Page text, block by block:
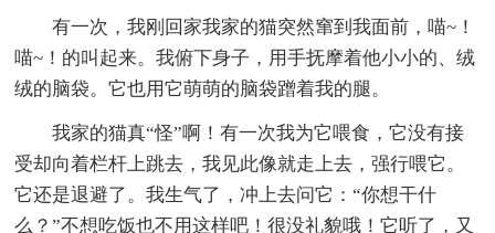
有一次，我刚回家我家的猫突然窜到我面前，喵~！
喵~！的叫起来。我俯下身子，用手抚摩着他小小的、绒
绒的脑袋。它也用它萌萌的脑袋蹭着我的腿。
我家的猫真“怪”啊！有一次我为它喂食，它没有接
受却向着栏杆上跳去，我见此像就走上去，强行喂它。
它还是退避了。我生气了，冲上去问它：“你想干什
么？”不想吃饭也不用这样吧！很没礼貌哦！它听了，又